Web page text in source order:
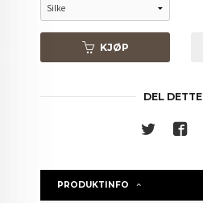
KJØP
DEL DETTE
PRODUKTINFO